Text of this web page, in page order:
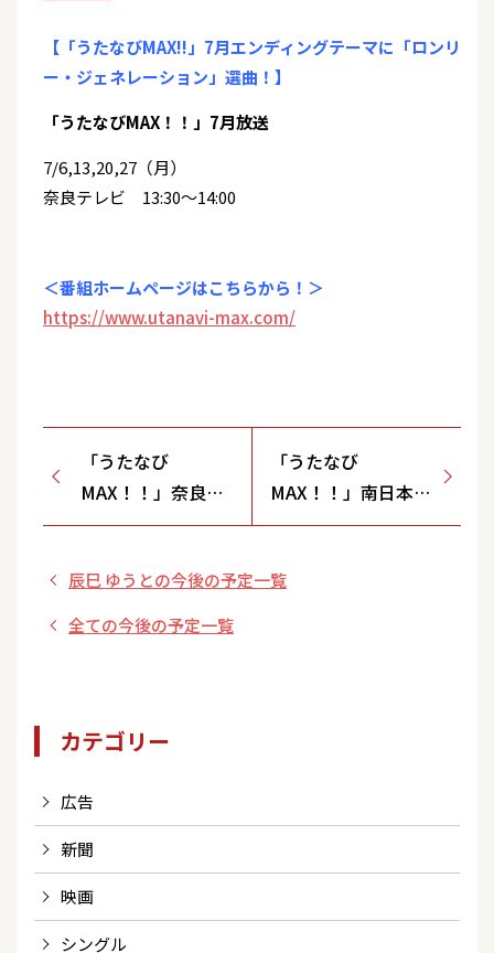
【「うたなびMAX!!」7月エンディングテーマに「ロンリ
ー・ジェネレーション」選曲！】
「うたなびMAX！！」7月放送
7/6,13,20,27（月）
奈良テレビ 13:30～14:00
＜番組ホームページはこちらから！＞
https://www.utanavi-max.com/
「うたなび
MAX！！」奈良テ
レビ
「うたなび
MAX！！」南日本放
送、TOKYOMXテレ
KBS京都、テレビ和
辰巳 ゆうとの今後の予定一覧
全ての今後の予定一覧
カテゴリー
広告
新聞
映画
シングル